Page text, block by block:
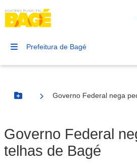
Prefeitura de Bagé
Botão Menu
Governo Federal nega
Governo Federal
telhas de Bagé